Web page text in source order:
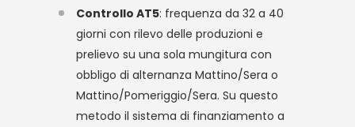
Controllo AT5: frequenza da 32 a 40
giorni con rilevo delle produzioni e
prelievo su una sola mungitura con
obbligo di alternanza Mattino/Sera o
Mattino/Pomeriggio/Sera. Su questo
metodo il sistema di finanziamento a